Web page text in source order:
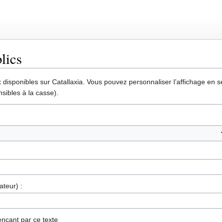
sur Catallaxia. Vous pouvez personnaliser l’affichage en
à la casse).
:
par ce texte